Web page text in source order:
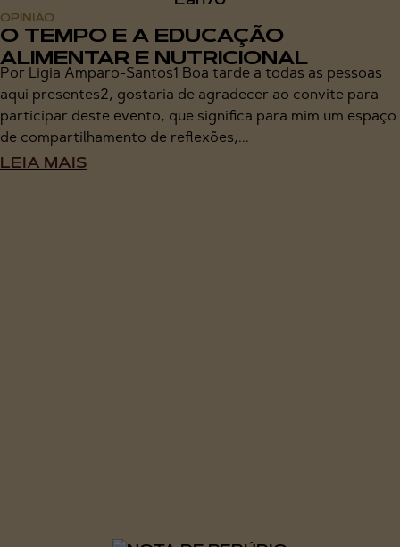
OPINIÃO
O TEMPO E A EDUCAÇÃO
ALIMENTAR E NUTRICIONAL
Por Ligia Amparo-Santos1 Boa tarde a todas as pessoas
aqui presentes2, gostaria de agradecer ao convite para
participar deste evento, que significa para mim um espaço
de compartilhamento de reflexões,...
LEIA MAIS